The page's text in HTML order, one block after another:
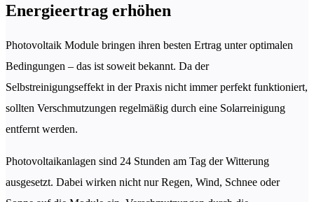
Energieertrag erhöhen
Photovoltaik Module bringen ihren besten Ertrag unter optimalen
Bedingungen – das ist soweit bekannt. Da der
Selbstreinigungseffekt in der Praxis nicht immer perfekt funktioniert,
sollten Verschmutzungen regelmäßig durch eine Solarreinigung
entfernt werden.
Photovoltaikanlagen sind 24 Stunden am Tag der Witterung
ausgesetzt. Dabei wirken nicht nur Regen, Wind, Schnee oder